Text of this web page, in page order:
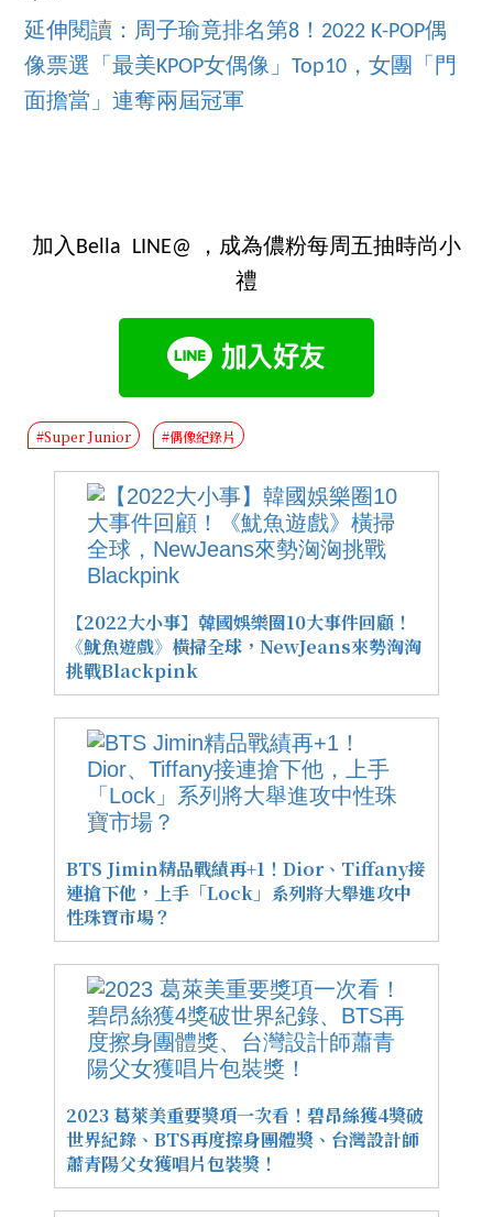
延伸閱讀：周子瑜竟排名第8！2022 K-POP偶
像票選「最美KPOP女偶像」Top10，女團「門
面擔當」連奪兩屆冠軍
加入Bella LINE@ ，成為儂粉每周五抽時尚小
禮
#Super Junior #偶像紀錄片
【2022大小事】韓國娛樂圈10大事件回顧！
《魷魚遊戲》橫掃全球，NewJeans來勢洶洶
挑戰Blackpink
BTS Jimin精品戰績再+1！Dior、Tiffany接
連搶下他，上手「Lock」系列將大舉進攻中
性珠寶市場？
2023 葛萊美重要獎項一次看！碧昂絲獲4獎破
世界紀錄、BTS再度擦身團體獎、台灣設計師
蕭青陽父女獲唱片包裝獎！